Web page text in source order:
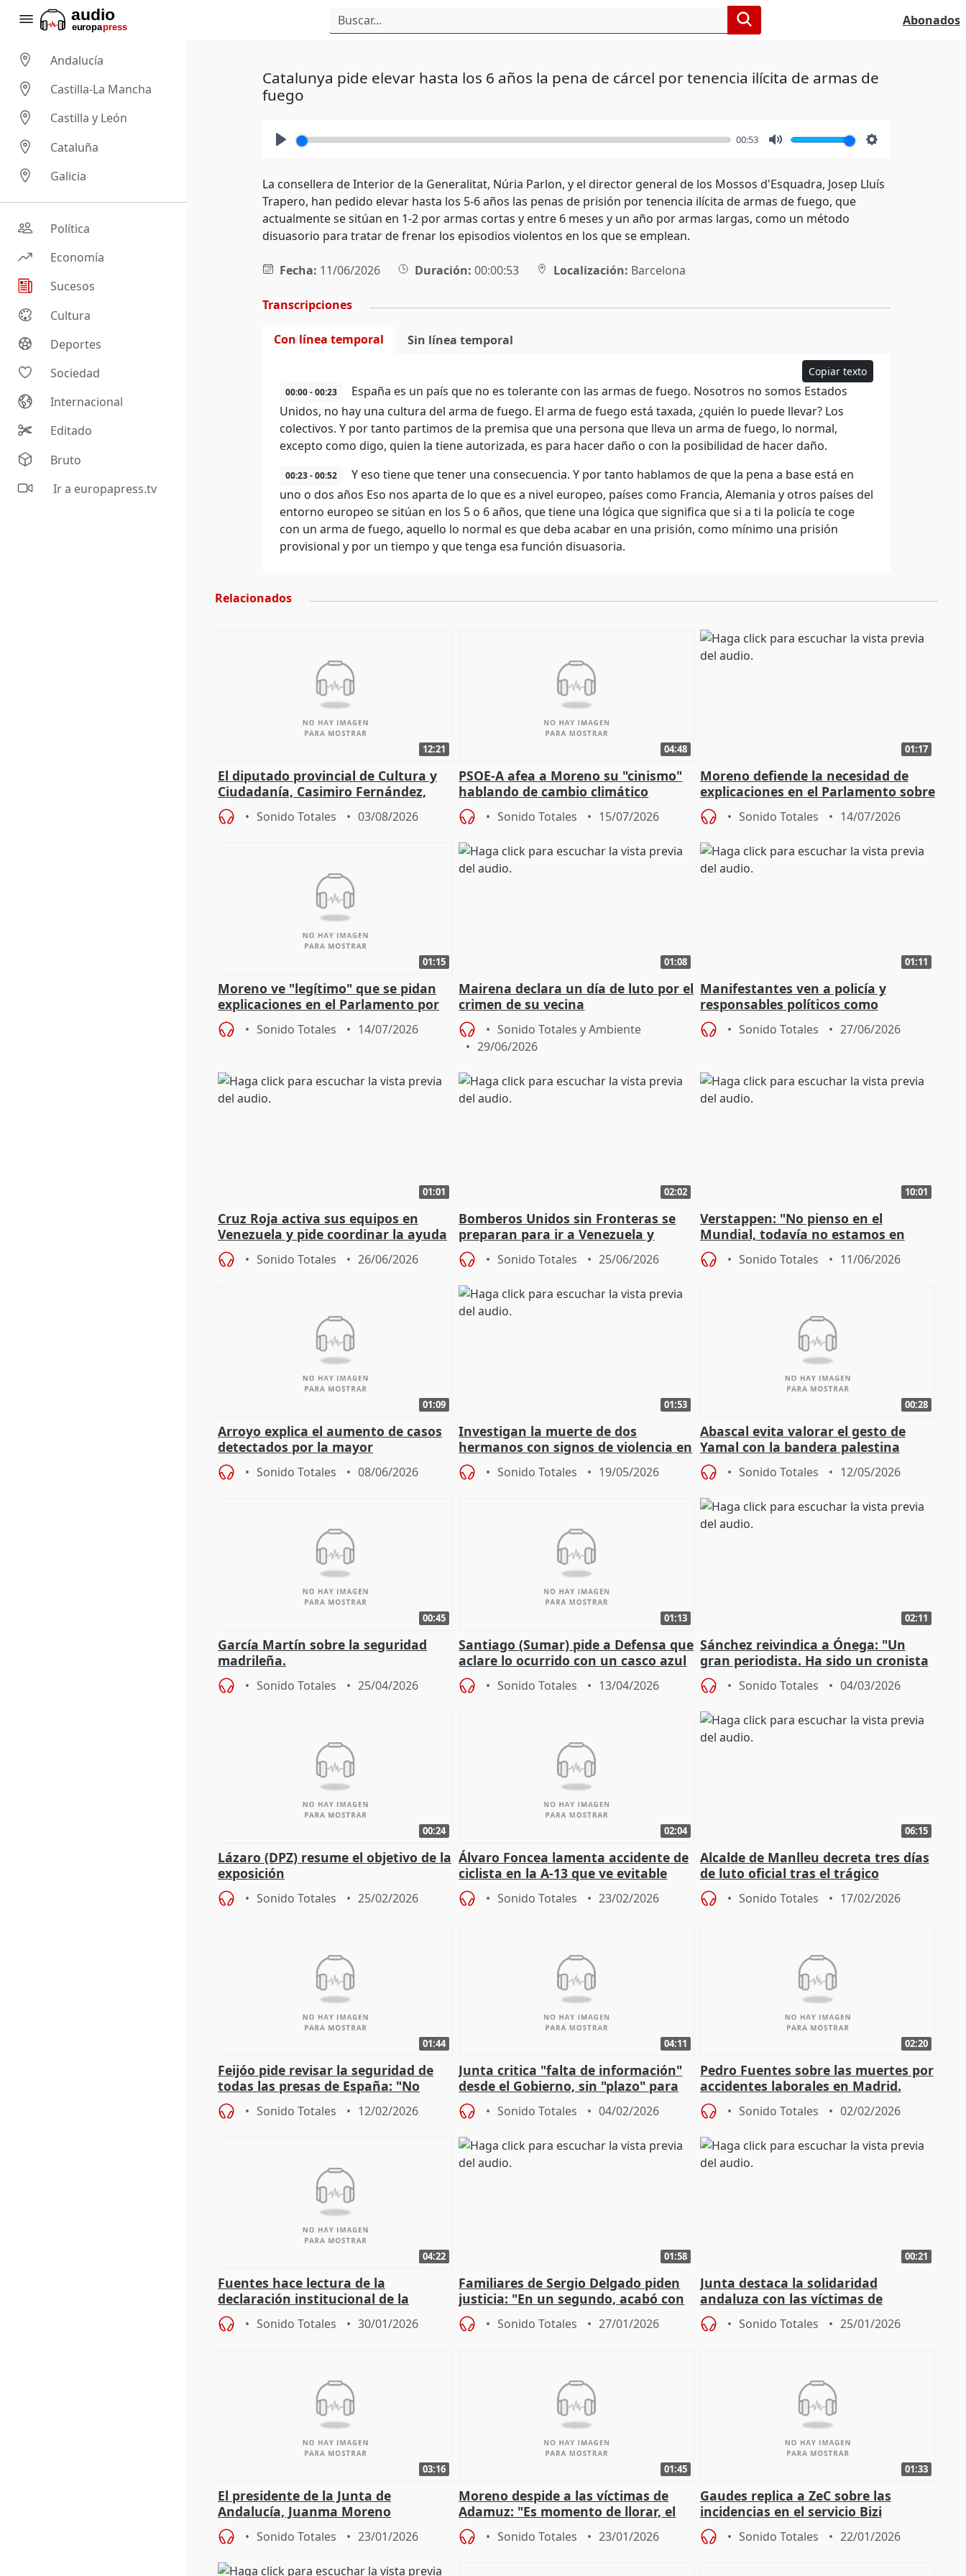
Abonados
Andalucía
Castilla-La Mancha
Castilla y León
Cataluña
Galicia
Política
Economía
Sucesos
Cultura
Deportes
Sociedad
Internacional
Editado
Bruto
Ir a europapress.tv
Catalunya pide elevar hasta los 6 años la pena de cárcel por tenencia ilícita de armas de
fuego
00:53
La consellera de Interior de la Generalitat, Núria Parlon, y el director general de los Mossos d'Esquadra, Josep Lluís
Trapero, han pedido elevar hasta los 5-6 años las penas de prisión por tenencia ilícita de armas de fuego, que
actualmente se sitúan en 1-2 por armas cortas y entre 6 meses y un año por armas largas, como un método
disuasorio para tratar de frenar los episodios violentos en los que se emplean.
Fecha: 11/06/2026 Duración: 00:00:53 Localización: Barcelona
Transcripciones
Con línea temporal Sin línea temporal
Copiar texto
00:00 - 00:23
España es un país que no es tolerante con las armas de fuego. Nosotros no somos Estados
Unidos, no hay una cultura del arma de fuego. El arma de fuego está taxada, ¿quién lo puede llevar? Los
colectivos. Y por tanto partimos de la premisa que una persona que lleva un arma de fuego, lo normal,
excepto como digo, quien la tiene autorizada, es para hacer daño o con la posibilidad de hacer daño.
00:23 - 00:52
Y eso tiene que tener una consecuencia. Y por tanto hablamos de que la pena a base está en
uno o dos años Eso nos aparta de lo que es a nivel europeo, países como Francia, Alemania y otros países del
entorno europeo se sitúan en los 5 o 6 años, que tiene una lógica que significa que si a ti la policía te coge
con un arma de fuego, aquello lo normal es que deba acabar en una prisión, como mínimo una prisión
provisional y por un tiempo y que tenga esa función disuasoria.
Relacionados
12:21
El diputado provincial de Cultura y
Ciudadanía, Casimiro Fernández,
sobre el balance de entradas
Sonido Totales 03/08/2026
04:48
PSOE-A afea a Moreno su "cinismo"
hablando de cambio climático
mientras firma acuerdo con Vox
Sonido Totales 15/07/2026
01:17
Moreno defiende la necesidad de
explicaciones en el Parlamento sobre
el incendio
Sonido Totales 14/07/2026
01:15
Moreno ve "legítimo" que se pidan
explicaciones en el Parlamento por
el incendio y apela a "unión" y
Sonido Totales 14/07/2026
01:08
Mairena declara un día de luto por el
crimen de su vecina
Sonido Totales y Ambiente
29/06/2026
01:11
Manifestantes ven a policía y
responsables políticos como
culpables del fallecimiento del joven
Sonido Totales 27/06/2026
01:01
Cruz Roja activa sus equipos en
Venezuela y pide coordinar la ayuda
para evitar el colapso
Sonido Totales 26/06/2026
02:02
Bomberos Unidos sin Fronteras se
preparan para ir a Venezuela y
ayudar en labores de rescate
Sonido Totales 25/06/2026
10:01
Verstappen: "No pienso en el
Mundial, todavía no estamos en
posición de ganar una carrera"
Sonido Totales 11/06/2026
01:09
Arroyo explica el aumento de casos
detectados por la mayor
concienciación
Sonido Totales 08/06/2026
01:53
Investigan la muerte de dos
hermanos con signos de violencia en
Jerez (Cádiz)
Sonido Totales 19/05/2026
00:28
Abascal evita valorar el gesto de
Yamal con la bandera palestina
Sonido Totales 12/05/2026
00:45
García Martín sobre la seguridad
madrileña.
Sonido Totales 25/04/2026
01:13
Santiago (Sumar) pide a Defensa que
aclare lo ocurrido con un casco azul
español en Líbano.
Sonido Totales 13/04/2026
02:11
Sánchez reivindica a Ónega: "Un
gran periodista. Ha sido un cronista
de la vida política"
Sonido Totales 04/03/2026
00:24
Lázaro (DPZ) resume el objetivo de la
exposición
Sonido Totales 25/02/2026
02:04
Álvaro Foncea lamenta accidente de
ciclista en la A-13 que ve evitable
Sonido Totales 23/02/2026
06:15
Alcalde de Manlleu decreta tres días
de luto oficial tras el trágico
incendio
Sonido Totales 17/02/2026
01:44
Feijóo pide revisar la seguridad de
todas las presas de España: "No
puede ocurrir como con el apagón
Sonido Totales 12/02/2026
04:11
Junta critica "falta de información"
desde el Gobierno, sin "plazo" para
reabrir línea con Madrid
Sonido Totales 04/02/2026
02:20
Pedro Fuentes sobre las muertes por
accidentes laborales en Madrid.
Sonido Totales 02/02/2026
04:22
Fuentes hace lectura de la
declaración institucional de la
Diputación por el accidente de
AdamuzSonido Totales 30/01/2026
01:58
Familiares de Sergio Delgado piden
justicia: "En un segundo, acabó con
su vida y la nuestra"
Sonido Totales 27/01/2026
00:21
Junta destaca la solidaridad
andaluza con las víctimas de
Adamuz: "Todos nos hemos
implicado"Sonido Totales 25/01/2026
03:16
El presidente de la Junta de
Andalucía, Juanma Moreno
Sonido Totales 23/01/2026
01:45
Moreno despide a las víctimas de
Adamuz: "Es momento de llorar, el
dolor es nuestro mayor homenaje"
Sonido Totales 23/01/2026
01:33
Gaudes replica a ZeC sobre las
incidencias en el servicio Bizi
Sonido Totales 22/01/2026